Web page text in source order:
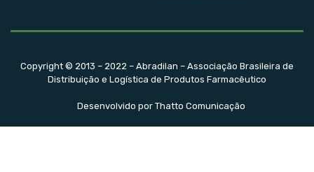
Copyright © 2013 – 2022 – Abradilan – Associação Brasileira de
Distribuição e Logística de Produtos Farmacêutico
Desenvolvido por Thatto Comunicação